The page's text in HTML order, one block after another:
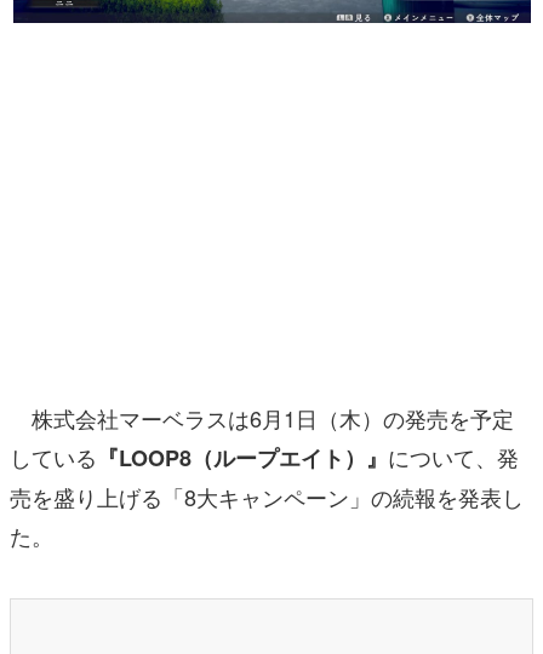
なんでゲームは面白い？
アプリレビュー
その他
株式会社マーベラスは6月1日（木）の発売を予定
している 『LOOP8（ループエイト）』 について、発
売を盛り上げる「8大キャンペーン」の続報を発表し
た。